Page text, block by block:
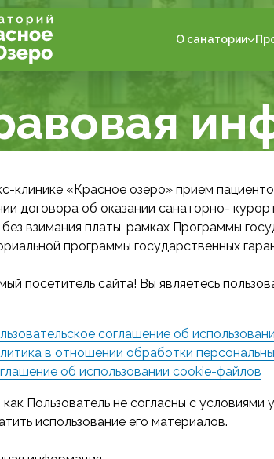
О санатории
клинике «Красное озеро» прием
договора об оказании санаторно-
взимания платы, рамках Программы
программы государственных
посетитель сайта! Вы являетесь
соглашение об
в отношении обработки
об использовании cookie-файлов
Пользователь не согласны с
использование его материалов.